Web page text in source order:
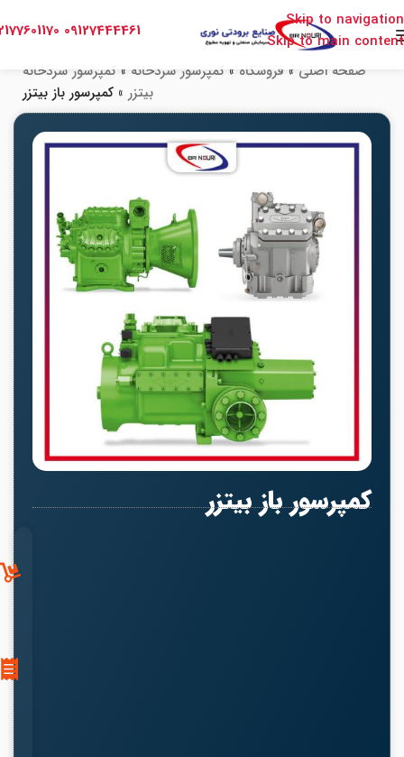
Skip to navigation
Skip to main content
09127444461
صفحه اصلی » فروشگاه » کمپرسور سردخانه » کمپرسور سردخانه
بیتزر» کمپرسور باز بیتزر
کمپرسور باز بیتزر